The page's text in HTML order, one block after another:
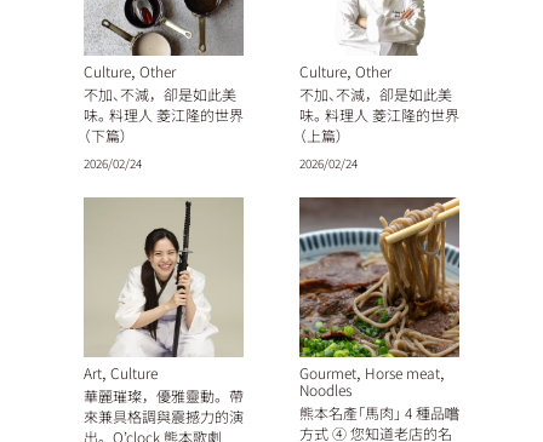
Culture, Other
不加、不減，卻是如此美
味。料理人 菱江隆的世界
（下篇）
2026/02/24
Culture, Other
不加、不減，卻是如此美
味。料理人 菱江隆的世界
（上篇）
2026/02/24
Art, Culture
華麗璀璨，優雅靈動。 帶
來兼具格調與震撼力的演
出。 O’clock 熊本歌劇
Gourmet, Horse meat,
Noodles
熊本名產「馬肉」 4 種品嚐
方式 ④ 您知道老店的名